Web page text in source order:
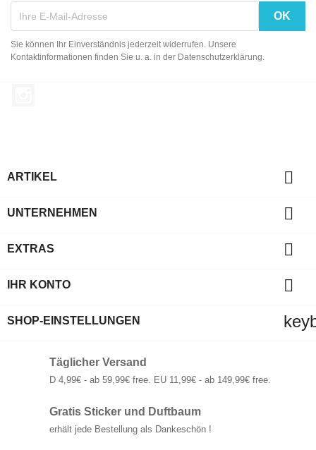
Sie können Ihr Einverständnis jederzeit widerrufen. Unsere
Kontaktinformationen finden Sie u. a. in der Datenschutzerklärung.
ARTIKEL 
UNTERNEHMEN 
EXTRAS 
IHR KONTO 
SHOP-EINSTELLUNGEN
Täglicher Versand
D 4,99€ - ab 59,99€ free. EU 11,99€ - ab 149,99€ free.
Gratis Sticker und Duftbaum
erhält jede Bestellung als Dankeschön !